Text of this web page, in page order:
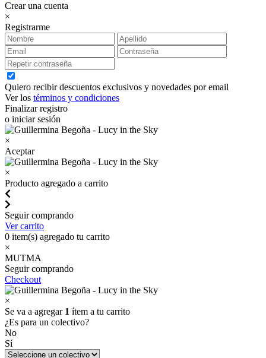
Crear una cuenta
×
Registrarme
Quiero recibir descuentos exclusivos y novedades por email
Ver los términos y condiciones
Finalizar registro
o iniciar sesión
×
Aceptar
×
Producto agregado a carrito
Seguir comprando
Ver carrito
0 item(s) agregado tu carrito
×
MUTMA
Seguir comprando
Checkout
×
Se va a agregar 1 ítem a tu carrito
¿Es para un colectivo?
No
Sí